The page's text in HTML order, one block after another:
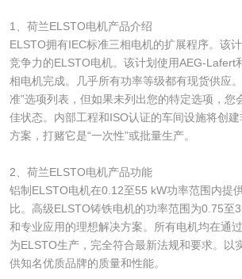
1、荷兰ELSTO电机产品介绍
ELSTO拥有IEC标准三相电机的扩展程序。该
竞争力的ELSTO电机。该计划使用AEG-Lafert
相电机完成。几乎所有功率等级都有现货供应
准”选项列表，但如果未列出您的特定选项，您
佳状态。内部工程和ISO认证的车间设施将创
方案，打赌它是“一次性”或批量生产。
2、荷兰ELSTO电机产品功能
铝制ELSTO电机在0.12至55 kW功率范围内提
比。高级ELSTO铸铁电机的功率范围为0.75至
和专业应用的理想解决方案。所有电机均在通
为ELSTO生产，完全符合最新法规和要求。以
供知名优质品牌的质量和性能。